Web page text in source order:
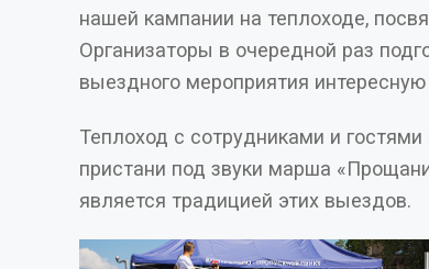
нашей кампании на теплоходе, посвящённый Дню России.
Организаторы в очередной раз
Теплоход с сотрудниками и
пристани под звуки марша «Прощание славянки». Что уже
является традицией этих выездов.